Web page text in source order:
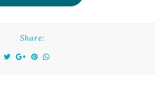
Share: